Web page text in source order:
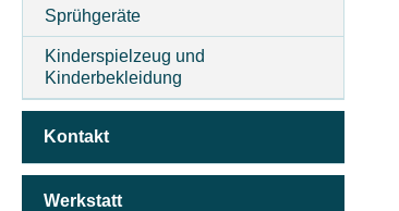
MOTORLEISTUNG (IN KW)
MOTORTYP (HERSTELLERBEZEICHNUNG)
Sprühgeräte
Kinderspielzeug und
Kinderbekleidung
Kontakt
Werkstatt